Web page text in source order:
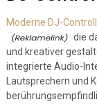
Moderne DJ-
die
und kreativer
integrierte Audio-
Lautsprechern und